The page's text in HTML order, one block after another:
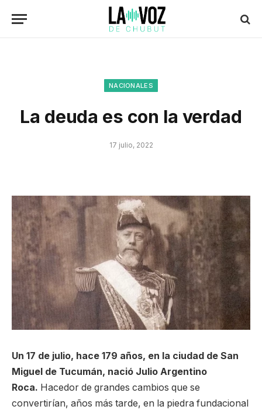
NACIONALES
La deuda es con la verdad
17 julio, 2022
Un 17 de julio, hace 179 años, en la ciudad de San
Miguel de Tucumán, nació Julio Argentino
Roca. Hacedor de grandes cambios que se
convertirían, años más tarde, en la piedra fundacional